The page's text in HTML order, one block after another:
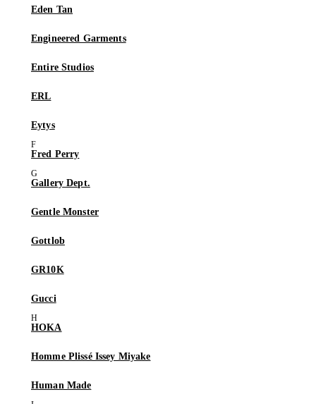
Eden Tan
Engineered Garments
Entire Studios
ERL
Eytys
Fred Perry
Gallery Dept.
Gentle Monster
Gottlob
GR10K
Gucci
HOKA
Homme Plissé Issey Miyake
Human Made